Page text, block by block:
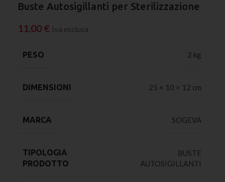
Buste Autosigillanti per Sterilizzazione
11,00 € Iva esclusa
PESO 2 kg
DIMENSIONI 25 × 10 × 12 cm
MARCA SOGEVA
TIPOLOGIA
PRODOTTO
BUSTE
AUTOSIGILLANTI